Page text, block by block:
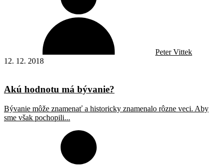
Peter Vittek
12. 12. 2018
Akú hodnotu má bývanie?
Bývanie môže znamenať a historicky znamenalo rôzne veci. Aby
sme však pochopili...